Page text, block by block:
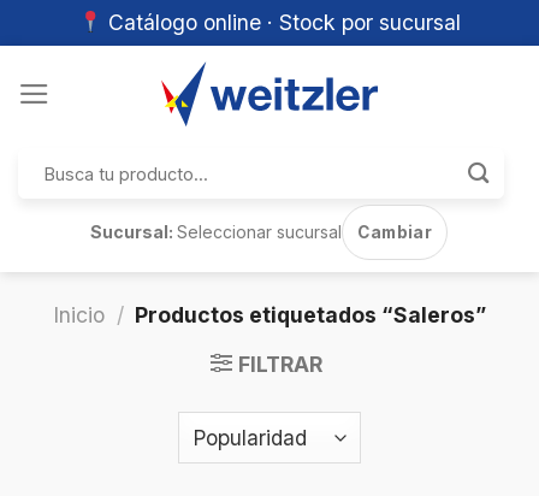
Catálogo online · Stock por sucursal
por:
Sucursal:Seleccionar sucursal Cambiar
Inicio / Productos etiquetados “Saleros”
FILTRAR